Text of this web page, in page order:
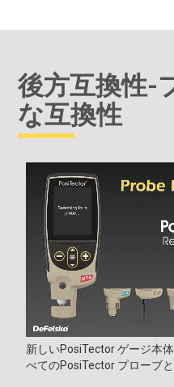
後方互換性-
な互換性
新しいPosiTector ゲージ本体
べてのPosiTector プローブ